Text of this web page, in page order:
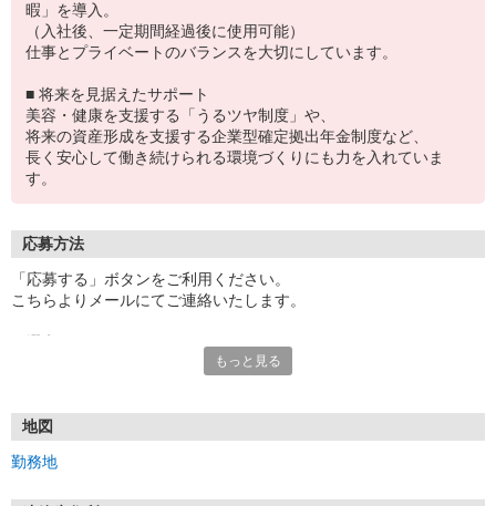
暇」を導入。
（入社後、一定期間経過後に使用可能）
仕事とプライベートのバランスを大切にしています。
■ 将来を見据えたサポート
美容・健康を支援する「うるツヤ制度」や、
将来の資産形成を支援する企業型確定拠出年金制度など、
長く安心して働き続けられる環境づくりにも力を入れていま
す。
応募方法
「応募する」ボタンをご利用ください。
こちらよりメールにてご連絡いたします。
［４］内定
もっと見る
地図
勤務地